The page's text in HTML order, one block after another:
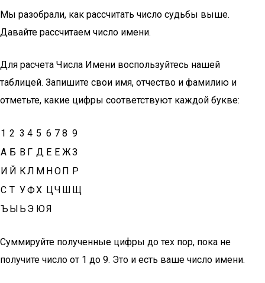
Мы разобрали, как рассчитать число судьбы выше.
Давайте рассчитаем число имени.
Для расчета Числа Имени воспользуйтесь нашей
таблицей. Запишите свои имя, отчество и фамилию и
отметьте, какие цифры соответствуют каждой букве:
1 2 3 4 5 6 7 8 9
А Б В Г Д Е Е ЖЗ
И Й КЛ М НОП Р
С Т УФХ ЦЧ Ш Щ
ЪЫ ЬЭ ЮЯ
Суммируйте полученные цифры до тех пор, пока не
получите число от 1 до 9. Это и есть ваше число имени.